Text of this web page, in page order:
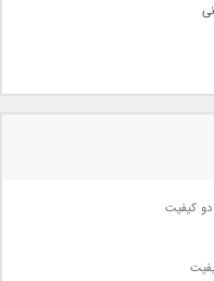
دو کیفیت